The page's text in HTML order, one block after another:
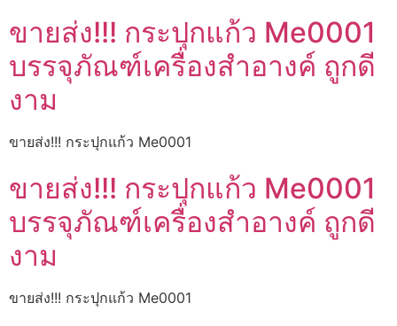
ขายส่ง!!! กระปุกแก้ว Me0001
บรรจุภัณฑ์เครื่องสำอางค์ ถูกดี
งาม
ขายส่ง!!! กระปุกแก้ว Me0001
ขายส่ง!!! กระปุกแก้ว Me0001
บรรจุภัณฑ์เครื่องสำอางค์ ถูกดี
งาม
ขายส่ง!!! กระปุกแก้ว Me0001